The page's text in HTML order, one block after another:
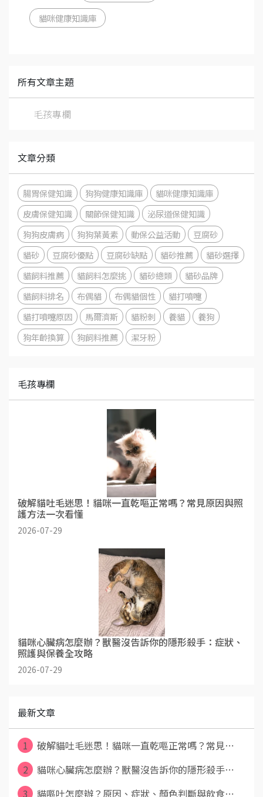
貓咪健康知識庫
所有文章主題
毛孩專欄
文章分類
腸胃保健知識 狗狗健康知識庫
貓咪健康知識庫
皮膚保健知識
關節保健知識
泌尿道保健知識
狗狗皮膚病
狗狗葉黃素 動保公益活動
豆腐砂
貓砂
豆腐砂優點 豆腐砂缺點 貓砂推薦
貓砂選擇
貓飼料推薦
貓飼料怎麼挑 貓砂總類
貓砂品牌
貓飼料排名
布偶貓 布偶貓個性
貓打噴嚏
貓打噴嚏原因
馬爾濟斯 貓粉刺 養貓
養狗
狗年齡換算
狗飼料推薦 潔牙粉
毛孩專欄
破解貓吐毛迷思！貓咪一直乾嘔正常嗎？常見原因與照
護方法一次看懂
2026-07-29
貓咪心臟病怎麼辦？獸醫沒告訴你的隱形殺手：症狀、
照護與保養全攻略
2026-07-29
最新文章
1
破解貓吐毛迷思！貓咪一直乾嘔正常嗎？常見⋯
2
貓咪心臟病怎麼辦？獸醫沒告訴你的隱形殺手⋯
3
貓嘔吐怎麼辦？原因、症狀、顏色判斷與飲食⋯